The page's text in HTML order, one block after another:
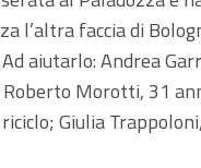
l’altra faccia di
aiutarlo: Andrea
Morotti, 31
Giulia